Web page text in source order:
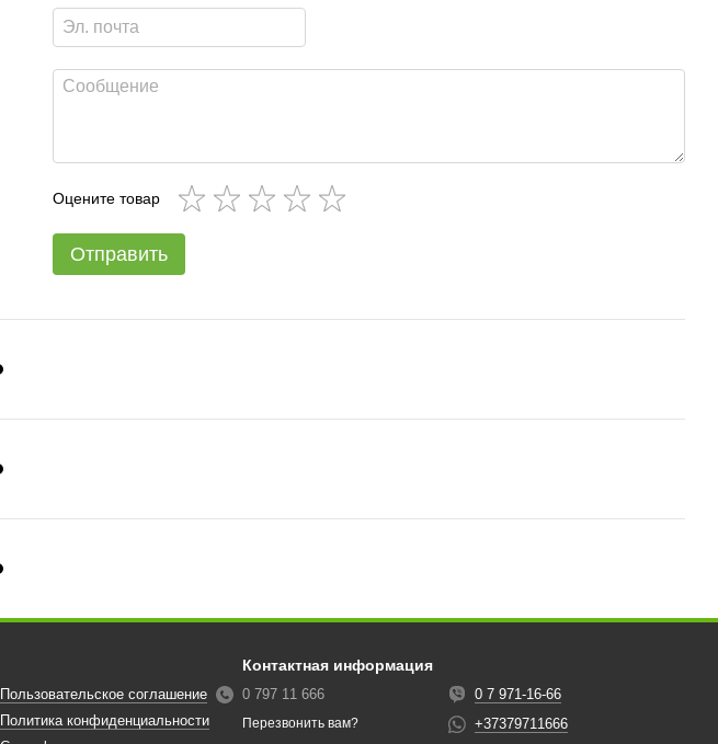
Оцените товар
Отправить
Пользовательское соглашение
Политика конфиденциальности
Контактная информация
0 797 11 666
Перезвонить вам?
0 7 971-16-66
+37379711666